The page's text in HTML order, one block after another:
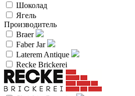
Шоколад
Ягель
Производитель
Braer
Faber Jar
Laterem Antique
Recke Brickerei